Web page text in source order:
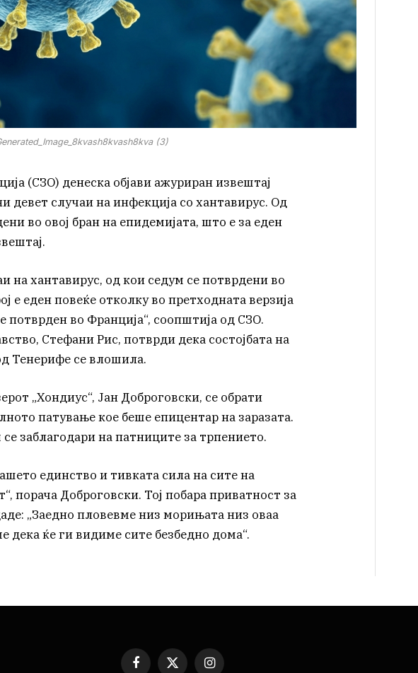
(3)
(СЗО) денеска објави ажуриран извештај
девет случаи на инфекција со хантавирус. Од
во овој бран на епидемијата, што е за еден
на хантавирус, од кои седум се потврдени во
е еден повеќе отколку во претходната верзија
потврден во Франција“, соопштија од СЗО.
Стефани Рис, потврди дека состојбата на
Тенерифе се влошила.
„Хондиус“, Јан Доброговски, се обрати
патување кое беше епицентар на заразата.
заблагодари на патниците за трпението.
единство и тивката сила на сите на
порача Доброговски. Тој побара приватност за
„Заедно пловевме низ морињата низ оваа
дека ќе ги видиме сите безбедно дома“.
Facebook
X Instagram